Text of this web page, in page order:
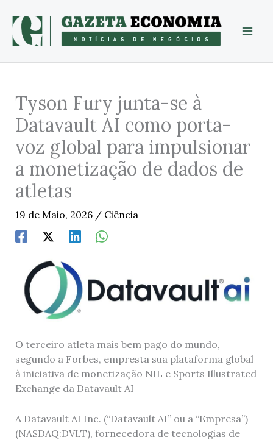
content
Tyson Fury junta-se à
Datavault AI como porta-
voz global para impulsionar
a monetização de dados de
atletas
19 de Maio, 2026 / Ciência
O terceiro atleta mais bem pago do mundo,
segundo a Forbes, empresta sua plataforma global
à iniciativa de monetização NIL e Sports Illustrated
Exchange da Datavault AI
A Datavault AI Inc. (“Datavault AI” ou a “Empresa”)
(NASDAQ:DVLT), fornecedora de tecnologias de